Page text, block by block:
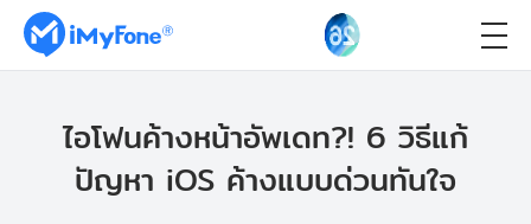
ไอโฟนค้างหน้าอัพเดท?! 6 วิธีแก้
ปัญหา iOS ค้างแบบด่วนทันใจ